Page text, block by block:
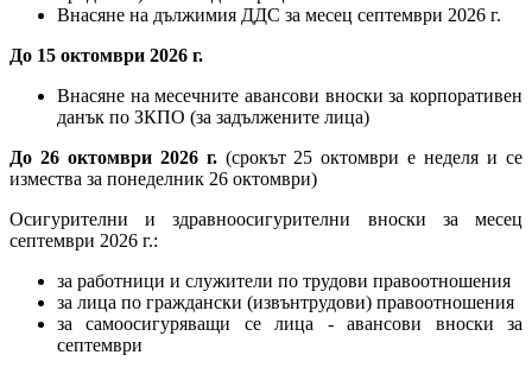
Внасяне на дължимия ДДС за месец септември 2026 г.
До 15 октомври 2026 г.
Внасяне на месечните авансови вноски за корпоративен
данък по ЗКПО (за задължените лица)
До 26 октомври 2026 г.(срокът 25 октомври е неделя и се
измества за понеделник 26 октомври)
Осигурителни и здравноосигурителни вноски за месец
септември 2026 г.:
за работници и служители по трудови правоотношения
за лица по граждански (извънтрудови) правоотношения
за самоосигуряващи се лица - авансови вноски за
септември